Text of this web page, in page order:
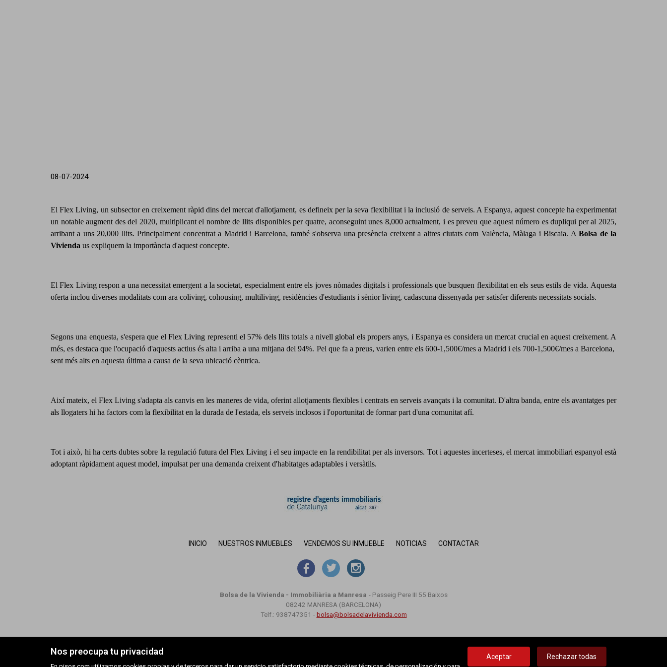
Nos preocupa tu privacidad Aceptar Rechazar todas
08-07-2024
El Flex Living, un subsector en creixement ràpid dins del mercat d'allotjament, es defineix per la seva flexibilitat i la inclusió de serveis. A Espanya, aquest concepte ha experimentat
un notable augment des del 2020, multiplicant el nombre de llits disponibles per quatre, aconseguint unes 8,000 actualment, i es preveu que aquest número es dupliqui per al 2025,
arribant a uns 20,000 llits. Principalment concentrat a Madrid i Barcelona, també s'observa una presència creixent a altres ciutats com València, Màlaga i Biscaia. ABolsa de la
Vivienda us expliquem la importància d'aquest concepte.
El Flex Living respon a una necessitat emergent a la societat, especialment entre els joves nòmades digitals i professionals que busquen flexibilitat en els seus estils de vida. Aquesta
oferta inclou diverses modalitats com ara coliving, cohousing, multiliving, residències d'estudiants i sènior living, cadascuna dissenyada per satisfer diferents necessitats socials.
Segons una enquesta, s'espera que el Flex Living representi el 57% dels llits totals a nivell global els propers anys, i Espanya es considera un mercat crucial en aquest creixement. A
més, es destaca que l'ocupació d'aquests actius és alta i arriba a una mitjana del 94%. Pel que fa a preus, varien entre els 600-1,500€/mes a Madrid i els 700-1,500€/mes a Barcelona,
sent més alts en aquesta última a causa de la seva ubicació cèntrica.
Així mateix, el Flex Living s'adapta als canvis en les maneres de vida, oferint allotjaments flexibles i centrats en serveis avançats i la comunitat. D'altra banda, entre els avantatges per
als llogaters hi ha factors com la flexibilitat en la durada de l'estada, els serveis inclosos i l'oportunitat de formar part d'una comunitat afí.
Tot i això, hi ha certs dubtes sobre la regulació futura del Flex Living i el seu impacte en la rendibilitat per als inversors. Tot i aquestes incerteses, el mercat immobiliari espanyol està
adoptant ràpidament aquest model, impulsat per una demanda creixent d'habitatges adaptables i versàtils.
INICIO NUESTROS INMUEBLES VENDEMOS SU INMUEBLE NOTICIAS CONTACTAR
Bolsa de la Vivienda - Immobiliària a Manresa - Passeig Pere III 55 Baixos
08242 MANRESA (BARCELONA)
Telf.: 938747351 -bolsa@bolsadelavivienda.com